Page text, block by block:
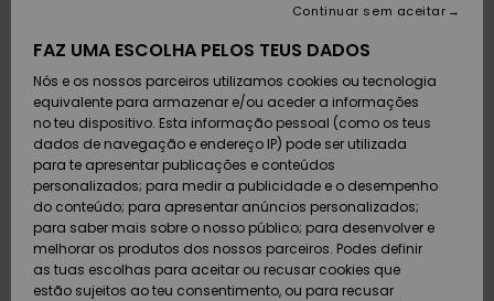
Calçado e
chinelos
Surfe/água
Snow
Calçado e
chinelos
Surfe/água
Neve
MULHER
chegados
Highlights
Snow
SURF
Crianças
Highlights
Community
SNOW
Artigos
Criança
Snow Shop
Feminino
Highlights
DUPLA
PROMO
Criança
Outlet
Mulher
Devoluções
Pagamento
Cartão
presente
Quiksilver
Freedom
FAZ UMA ESCOLHA PELOS TEUS DADOS
Nós e os nossos parceiros utilizamos cookies ou tecnologia
equivalente para armazenar e/ou aceder a informações
no teu dispositivo. Esta informação pessoal (como os teus
dados de navegação e endereço IP) pode ser utilizada
para te apresentar publicações e conteúdos
personalizados; para medir a publicidade e o desempenho
do conteúdo; para apresentar anúncios personalizados;
para saber mais sobre o nosso público; para desenvolver e
melhorar os produtos dos nossos parceiros. Podes definir
as tuas escolhas para aceitar ou recusar cookies que
estão sujeitos ao teu consentimento, ou para recusar
Continuar sem aceitar